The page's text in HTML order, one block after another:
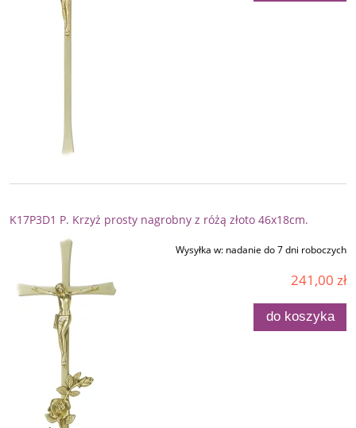
K17P3D1 P. Krzyż prosty nagrobny z różą złoto 46x18cm.
Wysyłka w: nadanie do 7 dni roboczych
241,00 zł
do koszyka